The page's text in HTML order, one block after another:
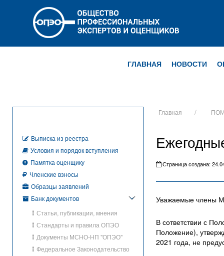
ГЛАВНАЯ НОВОСТИ
Главная
Страница создана:
Уважаемые
В сответствии с
Положение),
2021 года, не
Выписка из реестра
Условия и порядок вступления
Памятка оценщику
Членские взносы
Образцы заявлений
Банк документов
Статьи, публикации, мнения
Стандарты и правила ОПЭО
Документы МСНО-НП "ОПЭО"
Федеральное Законодательство